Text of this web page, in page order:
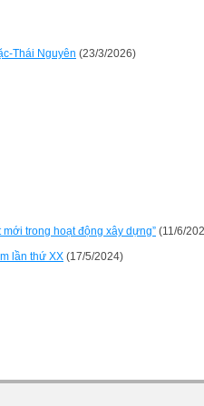
Thái Nguyên (23/3/2026)
trong hoạt động xây dựng” (11/6/
lần thứ XX (17/5/2024)